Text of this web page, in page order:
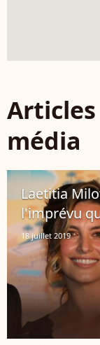
média
Laetitia
l'imprévu
18 juillet 2019